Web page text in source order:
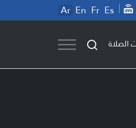
Ar En Fr Es
الصلاة